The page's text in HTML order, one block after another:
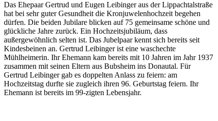
Das Ehepaar Gertrud und Eugen Leibinger aus der Lippachtalstraße
hat bei sehr guter Gesundheit die Kronjuwelenhochzeit begehen
dürfen. Die beiden Jubilare blicken auf 75 gemeinsame schöne und
glückliche Jahre zurück. Ein Hochzeitsjubiläum, dass
außergewöhnlich selten ist. Das Jubelpaar kennt sich bereits seit
Kindesbeinen an. Gertrud Leibinger ist eine waschechte
Mühlheimerin. Ihr Ehemann kam bereits mit 10 Jahren im Jahr 1937
zusammen mit seinen Eltern aus Bubsheim ins Donautal. Für
Gertrud Leibinger gab es doppelten Anlass zu feiern: am
Hochzeitstag durfte sie zugleich ihren 96. Geburtstag feiern. Ihr
Ehemann ist bereits im 99-zigten Lebensjahr.